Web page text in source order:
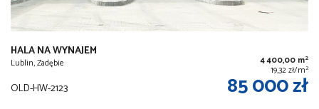
HALA NA WYNAJEM
Lublin, Zadębie 4 400,00 m2
19,32 zł/m2
OLD-HW-2123 85 000 zł